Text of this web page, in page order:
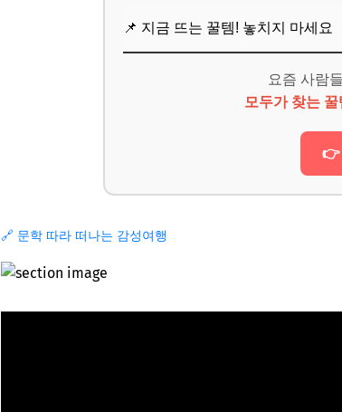
📌 지금 뜨는 꿀템! 놓치지 마세요
요즘 사람
모두가 찾는 꿀
👉
🔗 문학 따라 떠나는 감성여행